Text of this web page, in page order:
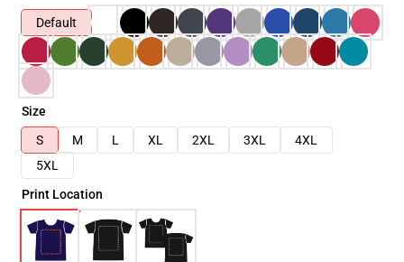
Default
Size
S
M L XL 2XL 3XL
4XL
5XL
Print Location